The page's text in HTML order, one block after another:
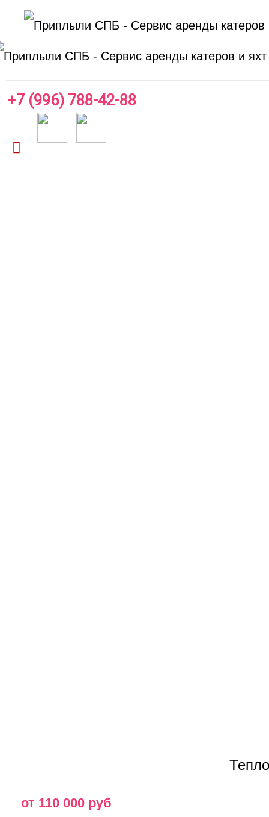
+7 (996) 788-42-88
от 110 000 руб